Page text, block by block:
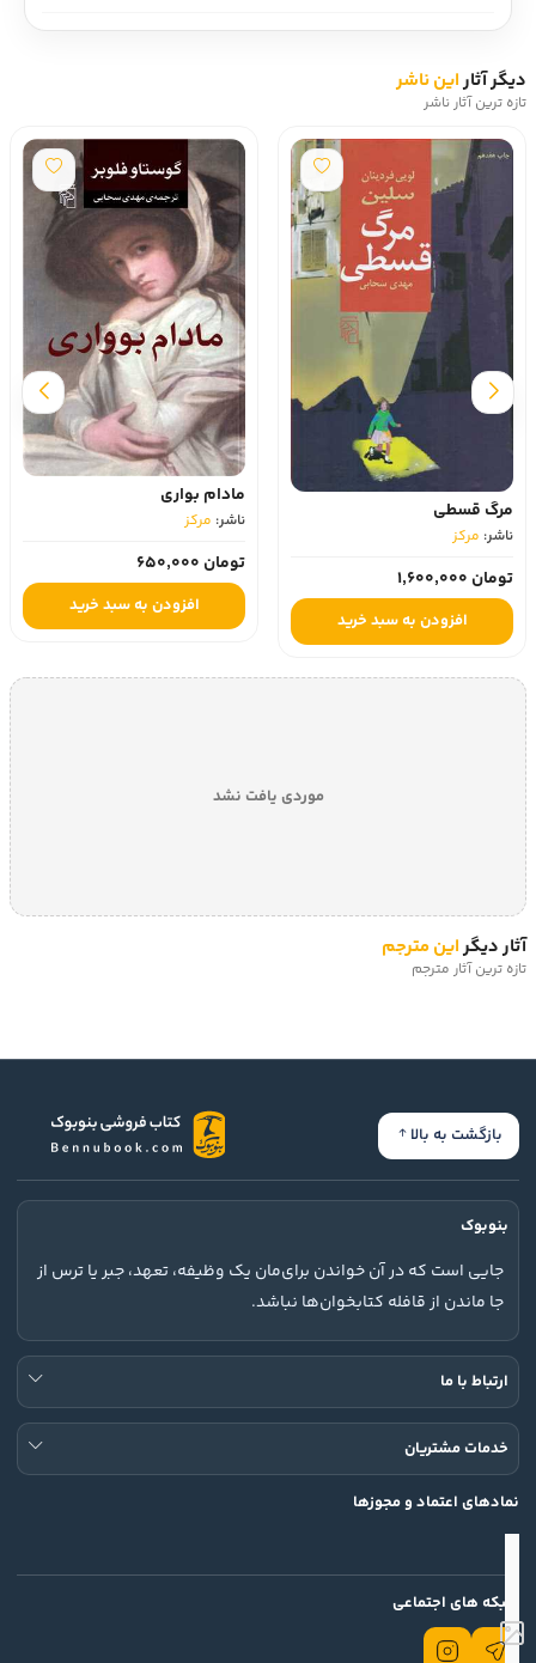
دیگر آثاراین ناشر
تازه ترین آثار ناشر
مرگ قسطی
ناشر: مرکز
تومان 1,600,000
افزودن به سبد خرید
مادام بواری
ناشر: مرکز
تومان 650,000
افزودن به سبد خرید
موردی یافت نشد
آثار دیگراین مترجم
تازه ترین آثار مترجم
بازگشت به بالا
بنوبوک
جایی است که در آن خواندن برای‌مان یک وظیفه، تعهد، جبر یا ترس از
جا ماندن از قافله کتابخوان‌ها نباشد.
ارتباط با ما
خدمات مشتریان
نمادهای اعتماد و مجوزها
شبکه های اجتماعی